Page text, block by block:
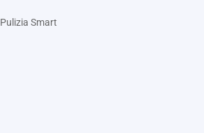
Pulizia Smart